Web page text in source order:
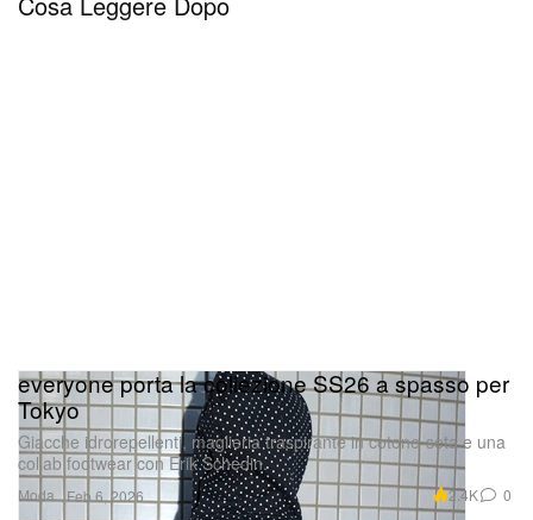
Moda
everyone porta la collezione SS26 a spasso per
Tokyo
Giacche idrorepellenti, maglieria traspirante in cotone-seta e una
collab footwear con Erik Schedin.
Feb 6, 2026 2.4K 0